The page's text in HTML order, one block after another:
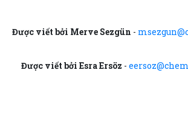
Được viết bởi Merve Sezgün -
Được viết bởi Esra Ersöz -